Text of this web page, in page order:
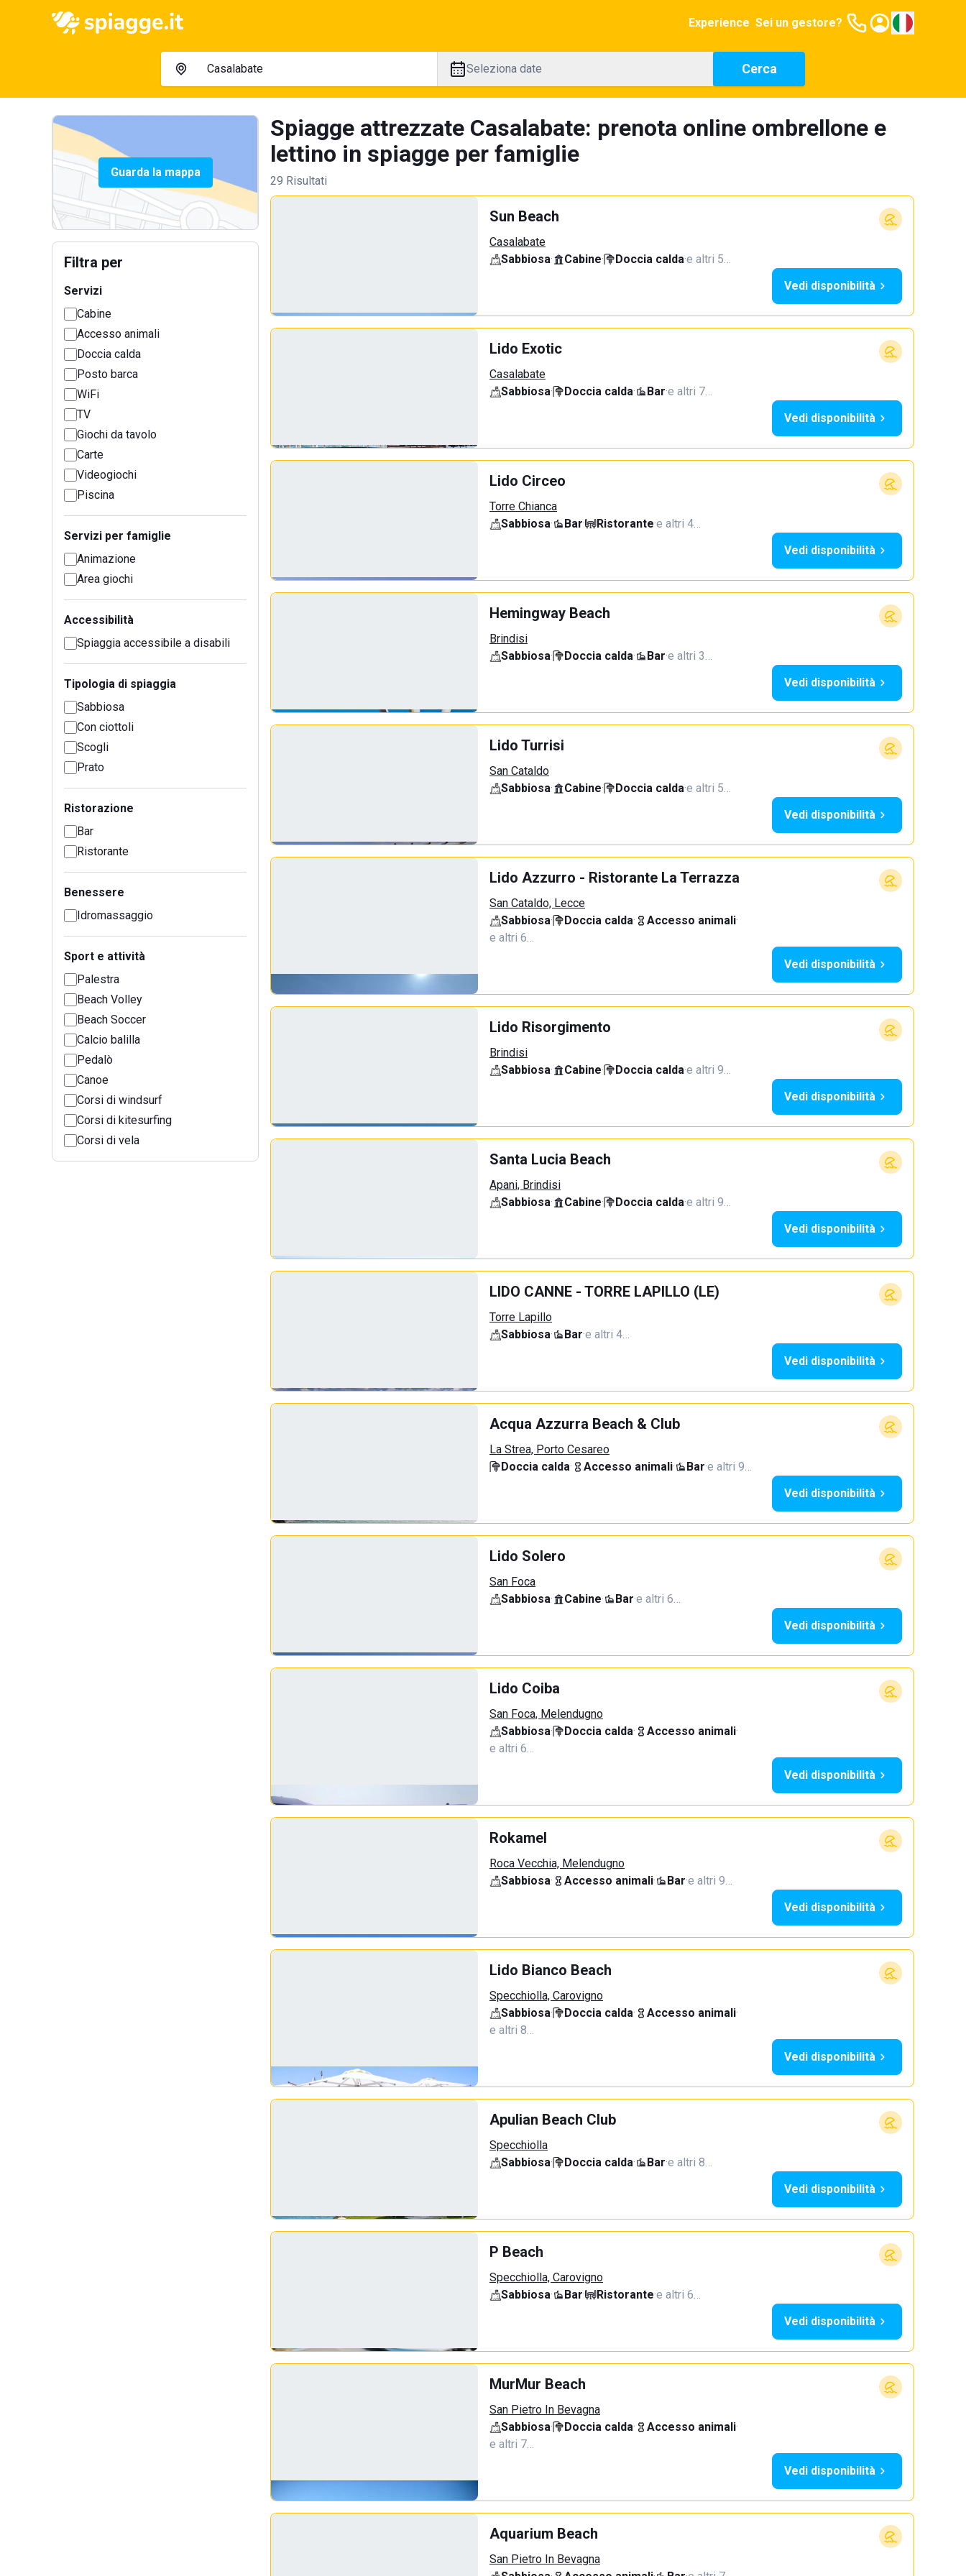
Experience Sei un gestore?
Seleziona date Cerca
Guarda la mappa
Filtra per
Servizi
Cabine
Accesso animali
Doccia calda
Posto barca
WiFi
TV
Giochi da tavolo
Carte
Videogiochi
Piscina
Servizi per famiglie
Animazione
Area giochi
Accessibilità
Spiaggia accessibile a disabili
Tipologia di spiaggia
Sabbiosa
Con ciottoli
Scogli
Prato
Ristorazione
Bar
Ristorante
Benessere
Idromassaggio
Sport e attività
Palestra
Beach Volley
Beach Soccer
Calcio balilla
Pedalò
Canoe
Corsi di windsurf
Corsi di kitesurfing
Corsi di vela
Spiagge attrezzate Casalabate: prenota online ombrellone e
lettino in spiagge per famiglie
29 Risultati
Sun Beach
Casalabate
Sabbiosa· Cabine· Doccia calda·e altri 5…
Vedi disponibilità
Lido Exotic
Casalabate
Sabbiosa· Doccia calda· Bar·e altri 7…
Vedi disponibilità
Lido Circeo
Torre Chianca
Sabbiosa· Bar· Ristorante·e altri 4…
Vedi disponibilità
Hemingway Beach
Brindisi
Sabbiosa· Doccia calda· Bar·e altri 3…
Vedi disponibilità
Lido Turrisi
San Cataldo
Sabbiosa· Cabine· Doccia calda·e altri 5…
Vedi disponibilità
Lido Azzurro - Ristorante La Terrazza
San Cataldo, Lecce
Sabbiosa· Doccia calda· Accesso animali·
e altri 6…
Vedi disponibilità
Lido Risorgimento
Brindisi
Sabbiosa· Cabine· Doccia calda·e altri 9…
Vedi disponibilità
Santa Lucia Beach
Apani, Brindisi
Sabbiosa· Cabine· Doccia calda·e altri 9…
Vedi disponibilità
LIDO CANNE - TORRE LAPILLO (LE)
Torre Lapillo
Sabbiosa· Bar·e altri 4…
Vedi disponibilità
Acqua Azzurra Beach & Club
La Strea, Porto Cesareo
Doccia calda· Accesso animali· Bar·e altri 9…
Vedi disponibilità
Lido Solero
San Foca
Sabbiosa· Cabine· Bar·e altri 6…
Vedi disponibilità
Lido Coiba
San Foca, Melendugno
Sabbiosa· Doccia calda· Accesso animali·
e altri 6…
Vedi disponibilità
Rokamel
Roca Vecchia, Melendugno
Sabbiosa· Accesso animali· Bar·e altri 9…
Vedi disponibilità
Lido Bianco Beach
Specchiolla, Carovigno
Sabbiosa· Doccia calda· Accesso animali·
e altri 8…
Vedi disponibilità
Apulian Beach Club
Specchiolla
Sabbiosa· Doccia calda· Bar·e altri 8…
Vedi disponibilità
P Beach
Specchiolla, Carovigno
Sabbiosa· Bar· Ristorante·e altri 6…
Vedi disponibilità
MurMur Beach
San Pietro In Bevagna
Sabbiosa· Doccia calda· Accesso animali·
e altri 7…
Vedi disponibilità
Aquarium Beach
San Pietro In Bevagna